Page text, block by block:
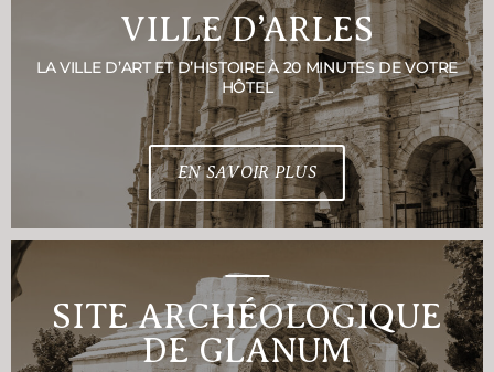
VILLE D’ARLES
LA VILLE D’ART ET D’HISTOIRE À 20 MINUTES DE VOTRE
HÔTEL
EN SAVOIR PLUS
SITE ARCHÉOLOGIQUE
DE GLANUM